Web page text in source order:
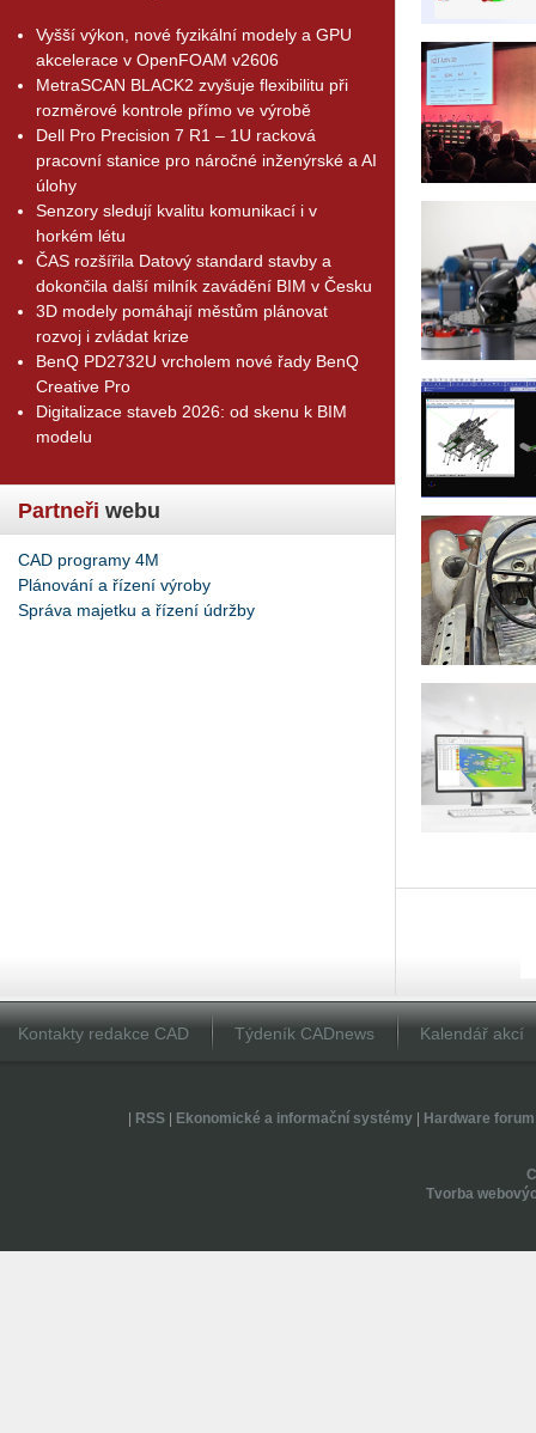
Vyšší výkon, nové fyzikální modely a GPU
akcelerace v OpenFOAM v2606
MetraSCAN BLACK2 zvyšuje flexibilitu při
rozměrové kontrole přímo ve výrobě
Dell Pro Precision 7 R1 – 1U racková
pracovní stanice pro náročné inženýrské a AI
úlohy
Senzory sledují kvalitu komunikací i v
horkém létu
ČAS rozšířila Datový standard stavby a
dokončila další milník zavádění BIM v Česku
3D modely pomáhají městům plánovat
rozvoj i zvládat krize
BenQ PD2732U vrcholem nové řady BenQ
Creative Pro
Digitalizace staveb 2026: od skenu k BIM
modelu
Partneři webu
CAD programy 4M
Plánování a řízení výroby
Správa majetku a řízení údržby
Kontakty redakce CAD Týdeník CADnews Kalendář akcí
RSS| Ekonomické a informační systémy| Hardware forum
Tvorba